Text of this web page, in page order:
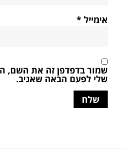
אימייל *
שמור בדפדפן זה את השם,
שלי לפעם הבאה שאגיב.